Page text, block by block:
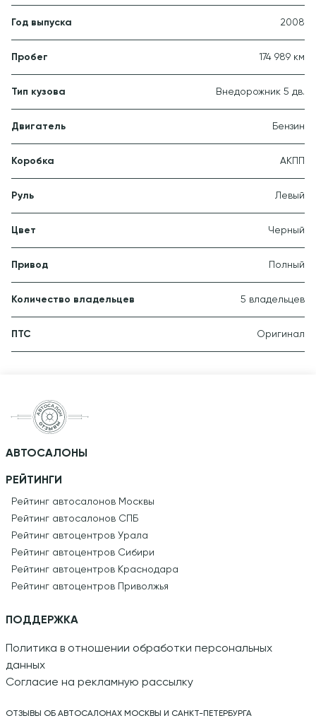
Год выпуска 2008
Пробег 174 989 км
Тип кузова Внедорожник 5 дв.
Двигатель Бензин
Коробка АКПП
Руль Левый
Цвет Черный
Привод Полный
Количество владельцев 5 владельцев
ПТС Оригинал
АВТОСАЛОНЫ
РЕЙТИНГИ
Рейтинг автосалонов Москвы
Рейтинг автосалонов СПБ
Рейтинг автоцентров Урала
Рейтинг автоцентров Сибири
Рейтинг автоцентров Краснодара
Рейтинг автоцентров Приволжья
ПОДДЕРЖКА
Политика в отношении обработки персональных
данных
Согласие на рекламную рассылку
ОТЗЫВЫ ОБ АВТОСАЛОНАХ МОСКВЫ И САНКТ-ПЕТЕРБУРГА